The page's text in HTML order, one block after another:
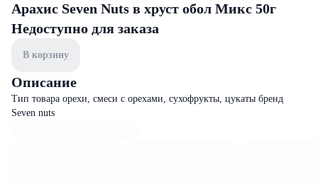
Арахис Seven Nuts в хруст обол Микс 50г
Недоступно для заказа
В корзину
Описание
Тип товара орехи, смеси с орехами, сухофрукты, цукаты бренд
Seven nuts